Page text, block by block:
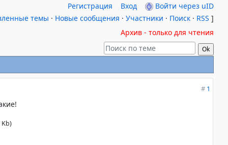
Регистрация Вход
Войти через uID
темы · Новые сообщения · Участники · Поиск · RSS ]
Архив - только для чтения
# 1
Kb)